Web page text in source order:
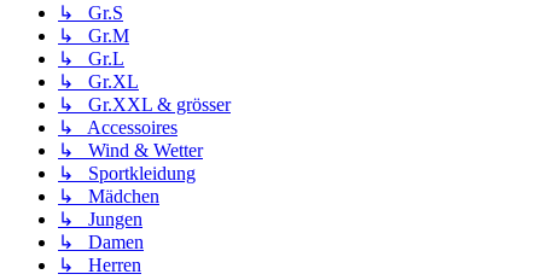
↳ Gr.S
↳ Gr.M
↳ Gr.L
↳ Gr.XL
↳ Gr.XXL & grösser
↳ Accessoires
↳ Wind & Wetter
↳ Sportkleidung
↳ Mädchen
↳ Jungen
↳ Damen
↳ Herren